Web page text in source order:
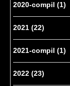
2020-compil (1)
2021 (22)
2021-compil (1)
2022 (23)